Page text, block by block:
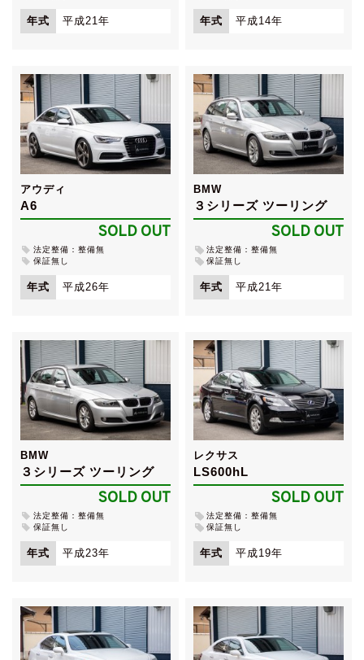
年式 平成21年 年式 平成14年
アウディ
A6
SOLD OUT
法定整備：整備無
保証無し
年式 平成26年
BMW
３シリーズ ツーリング
SOLD OUT
法定整備：整備無
保証無し
年式 平成21年
BMW
３シリーズ ツーリング
SOLD OUT
法定整備：整備無
保証無し
年式 平成23年
レクサス
LS600hL
SOLD OUT
法定整備：整備無
保証無し
年式 平成19年